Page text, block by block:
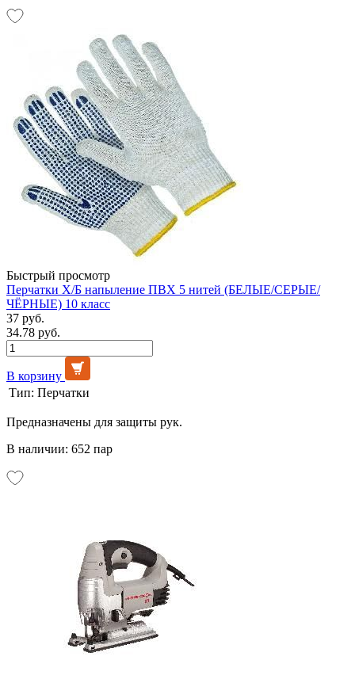
Быстрый просмотр
Перчатки Х/Б напыление ПВХ 5 нитей (БЕЛЫЕ/СЕРЫЕ/
ЧЁРНЫЕ) 10 класс
37 руб.
34.78 руб.
В корзину
Тип: Перчатки
Предназначены для защиты рук.
В наличии: 652 пар